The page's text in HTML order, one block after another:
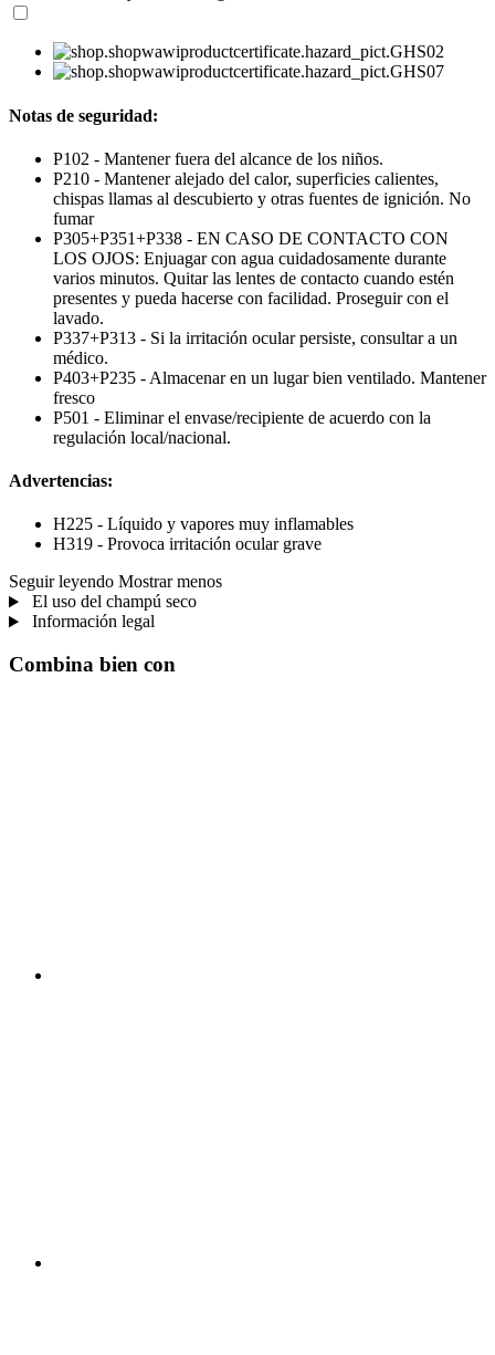
Notas de seguridad:
P102 - Mantener fuera del alcance de los niños.
P210 - Mantener alejado del calor, superficies calientes,
chispas llamas al descubierto y otras fuentes de ignición. No
fumar
P305+P351+P338 - EN CASO DE CONTACTO CON
LOS OJOS: Enjuagar con agua cuidadosamente durante
varios minutos. Quitar las lentes de contacto cuando estén
presentes y pueda hacerse con facilidad. Proseguir con el
lavado.
P337+P313 - Si la irritación ocular persiste, consultar a un
médico.
P403+P235 - Almacenar en un lugar bien ventilado. Mantener
fresco
P501 - Eliminar el envase/recipiente de acuerdo con la
regulación local/nacional.
Advertencias:
H225 - Líquido y vapores muy inflamables
H319 - Provoca irritación ocular grave
Seguir leyendo Mostrar menos
El uso del champú seco
Información legal
Combina bien con